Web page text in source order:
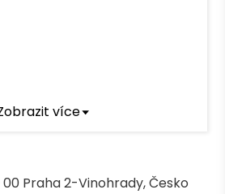
více
00 Praha 2-Vinohrady, Česko